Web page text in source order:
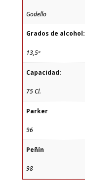
Godello
Grados de alcohol:
13,5º
Capacidad:
75 Cl.
Parker
96
Peñín
98